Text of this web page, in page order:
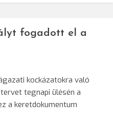
fogadott el a
kockázatokra való
tegnapi ülésén a
a keretdokumentum